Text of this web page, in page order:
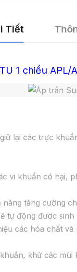
Tiết
1 chiều APL/
lại các trực
vi khuẩn có hại,
tăng cường
tự động được
các hóa chất
khử các mùi